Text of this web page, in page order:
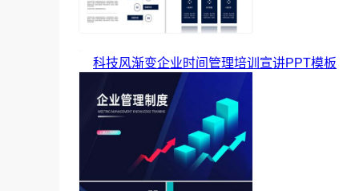
科技风渐变企业时间管理培训宣讲PPT模板